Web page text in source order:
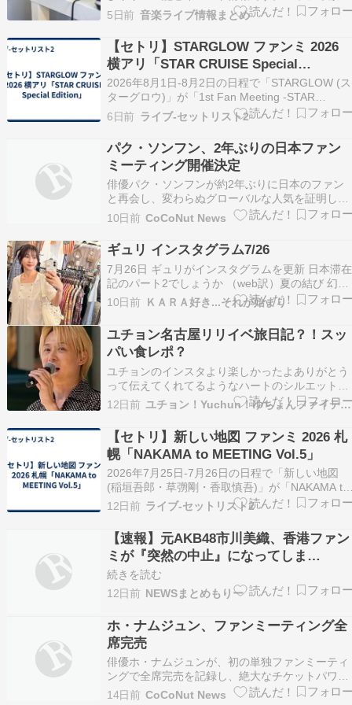
予定TBSラジオ8月2日(日)10:00～11:55『安住紳
一郎の日曜天国』※ゲスト生出演 リリース記念
イベントライブ映像作品『souvenir2025 ～
mariya tak…
5日前 音楽ライブ情報まとめ
【セトリ】STARGLOW ファンミ 2026
横アリ「STAR CRUISE Special
Edition」
2026年8月1日-8月2日の日程で「STARGLOW (ス
ターグロウ)」が「1st Fan Meeting -STAR
CRUISE Special Edition-」と言うタイトル名のフ
ァンミーティング ツアー コンサート ライブ 追加
公演を「横浜アリーナ 横アリ 神奈川県 …
6日前 ライブ-セットリスト2
パク・ソンフン、2年ぶりの日本ファン
ミーティング開催決定
俳優パク・ソンフンが約2年ぶりに日本のファン
と再会し、変わらぬグローバルな人気を証明しま
した。トークやイベント、ライブステージはもち
ろん、客席に直接足を運ぶファンサービスで、現
地のファンと特別な思い出を作りました。 パク
[…]
10日前 CoCoNut News
ギュリ インスタグラム7/26
7月26日 ギュリがインスタグラムを更新 日本滞在
記のパート2でしょうか （web訳）夏の結び 幻と
なってしまった日本ファンミおそらくギュリは来
日したらあちこち行く計画を立てていたんでしょ
うね部隊も終わり空いたスケジュールに日本旅行
をしたのでは？そんな感じですかね^^; それに…
10日前 ＫＡＲＡ好き...それが始まり
ユチョン名古屋リリイベ旅日記？！スッ
パい食レポ？
ユチョンのインスタより楽しかったよありがとう
って伝えてくれてるようなハートのシルエット名
古屋リリイベよかったねーー????????今度はフ
ルアルバムでリリイベあるかな？年内発売できる
ように頑張ると東京国際フォーラムに合わせたい
みたいです旅日記のようにたくさん写真アップし
てくれて…
12日前 ユチョン！Yuchun！ゆちょんファイティーン！
【セトリ】新しい地図 ファンミ 2026 札
幌「NAKAMA to MEETING Vol.5」
2026年7月25日-7月26日の日程で「新しい地図
(稲垣吾郎・草彅剛・香取慎吾)」が「NAKAMA to
MEETING Vol.5」と言うタイトル名のファンミー
ティング ツアー コンサート ライブ 公演を「札幌
文化芸術劇場hitaru 北海道 札幌市」で開催したら
しいよ。 …
12日前 ライブ-セットリスト2
【速報】元AKB48市川美織、香港ファン
ミが『突然の中止』になってしま
う・・・・・
続きを読む
12日前 NEWSまとめもりー
ホ・ナムジュン、ファンミーティング全
席完売
俳優ホ・ナムジュンが、初の単独ファンミーティ
ングで全席完売を記録し、絶大なチケットパワー
を証明しました。デビュー7年目にして初めて設
14日前 CoCoNut News